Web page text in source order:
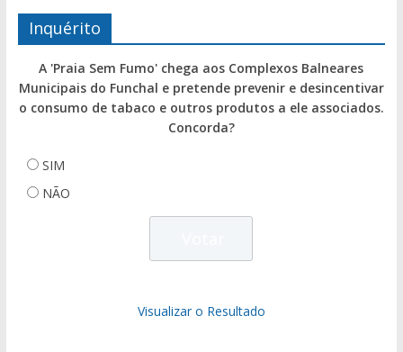
Inquérito
A 'Praia Sem Fumo' chega aos Complexos Balneares
Municipais do Funchal e pretende prevenir e desincentivar
o consumo de tabaco e outros produtos a ele associados.
Concorda?
SIM
NÃO
Visualizar o Resultado